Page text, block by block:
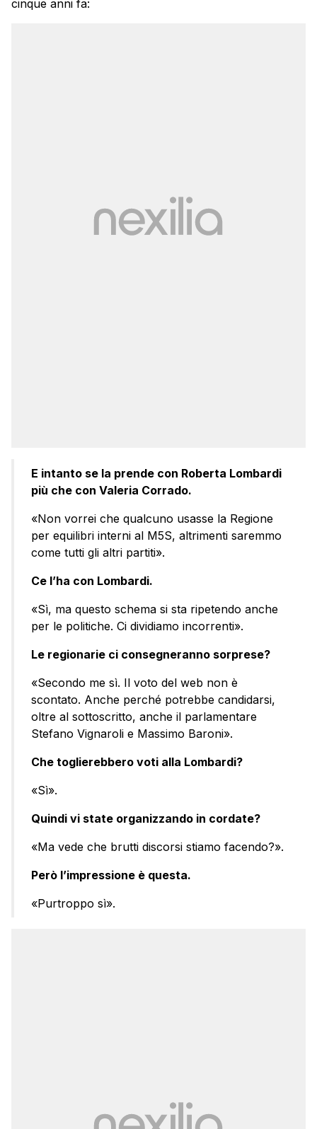
cinque anni fa:
E intanto se la prende con Roberta Lombardi
più che con Valeria Corrado.
«Non vorrei che qualcuno usasse la Regione
per equilibri interni al M5S, altrimenti saremmo
come tutti gli altri partiti».
Ce l’ha con Lombardi.
«Sì, ma questo schema si sta ripetendo anche
per le politiche. Ci dividiamo incorrenti».
Le regionarie ci consegneranno sorprese?
«Secondo me sì. Il voto del web non è
scontato. Anche perché potrebbe candidarsi,
oltre al sottoscritto, anche il parlamentare
Stefano Vignaroli e Massimo Baroni».
Che toglierebbero voti alla Lombardi?
«Sì».
Quindi vi state organizzando in cordate?
«Ma vede che brutti discorsi stiamo facendo?».
Però l’impressione è questa.
«Purtroppo sì».